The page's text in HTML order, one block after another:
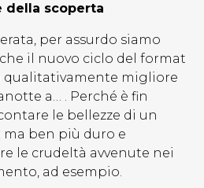
della scoperta
per assurdo siamo
il nuovo ciclo del format
qualitativamente migliore
a… . Perché è fin
le bellezze di un
ma ben più duro e
le crudeltà avvenute nei
ad esempio.